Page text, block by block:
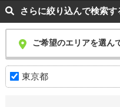
さらに絞り込んで検索す
ご希望のエリアを選ん
東京都